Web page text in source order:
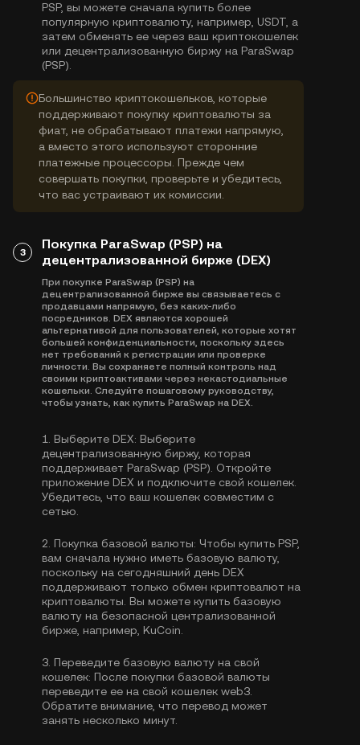
PSP, вы можете сначала купить более
популярную криптовалюту, например, USDT, а
затем обменять ее через ваш криптокошелек
или децентрализованную биржу на ParaSwap
(PSP).
Большинство криптокошельков, которые
поддерживают покупку криптовалюты за
фиат, не обрабатывают платежи напрямую,
а вместо этого используют сторонние
платежные процессоры. Прежде чем
совершать покупки, проверьте и убедитесь,
что вас устраивают их комиссии.
3
Покупка ParaSwap (PSP) на
децентрализованной бирже (DEX)
При покупке ParaSwap (PSP) на
децентрализованной бирже вы связываетесь с
продавцами напрямую, без каких-либо
посредников. DEX являются хорошей
альтернативой для пользователей, которые хотят
большей конфиденциальности, поскольку здесь
нет требований к регистрации или проверке
личности. Вы сохраняете полный контроль над
своими криптоактивами через некастодиальные
кошельки. Следуйте пошаговому руководству,
чтобы узнать, как купить ParaSwap на DEX.
1. Выберите DEX: Выберите
децентрализованную биржу, которая
поддерживает ParaSwap (PSP). Откройте
приложение DEX и подключите свой кошелек.
Убедитесь, что ваш кошелек совместим с
сетью.
2. Покупка базовой валюты: Чтобы купить PSP,
вам сначала нужно иметь базовую валюту,
поскольку на сегодняшний день DEX
поддерживают только обмен криптовалют на
криптовалюты. Вы можете купить базовую
валюту на безопасной централизованной
бирже, например, KuCoin.
3. Переведите базовую валюту на свой
кошелек: После покупки базовой валюты
переведите ее на свой кошелек web3.
Обратите внимание, что перевод может
занять несколько минут.